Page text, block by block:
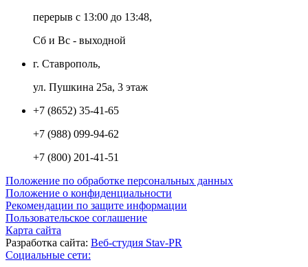
перерыв с 13:00 до 13:48,
Сб и Вс - выходной
г. Ставрополь,
ул. Пушкина 25а, 3 этаж
+7 (8652) 35-41-65
+7 (988) 099-94-62
+7 (800) 201-41-51
Положение по обработке персональных данных
Положение о конфиденциальности
Рекомендации по защите информации
Пользовательское соглашение
Карта сайта
Разработка сайта: Веб-студия Stav-PR
Социальные сети: